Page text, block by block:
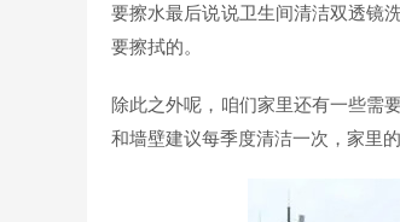
要擦水最后说说卫生间清洁双透镜
要擦拭的。
除此之外呢，咱们家里还有一些需
和墙壁建议每季度清洁一次，家里